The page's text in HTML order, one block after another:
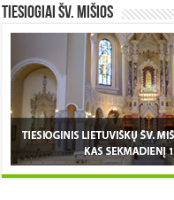
TIESIOGIAI šv. MIŠIOS